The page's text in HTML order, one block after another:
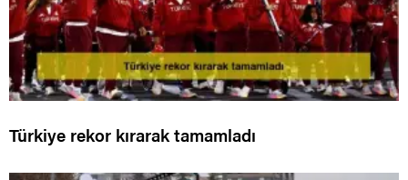
Türkiye rekor kırarak tamamladı